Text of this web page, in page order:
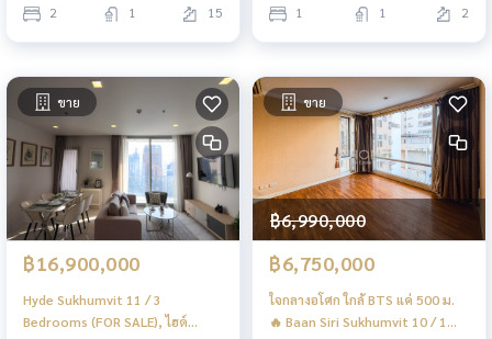
2 1 15 1 1 2
ขาย
฿16,900,000
Hyde Sukhumvit 11 / 3
Bedrooms (FOR SALE), ไฮด์
ขาย
฿6,990,000
฿6,750,000
ใจกลางอโศก ใกล้ BTS แค่ 500 ม.
🔥 Baan Siri Sukhumvit 10 / 1